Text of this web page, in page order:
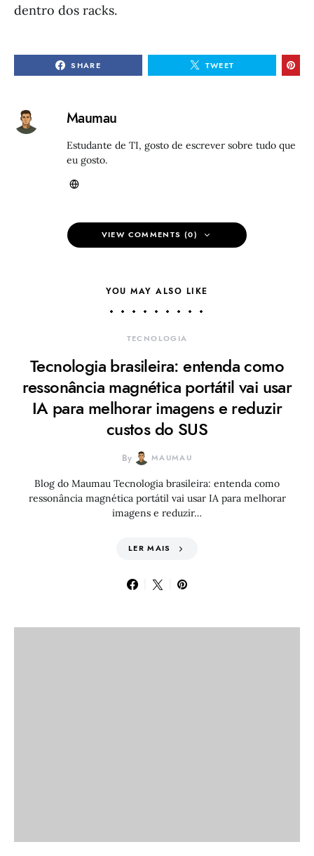
dentro dos racks.
SHARE TWEET
Maumau
Estudante de TI, gosto de escrever sobre tudo que
eu gosto.
VIEW COMMENTS (0)
YOU MAY ALSO LIKE
TECNOLOGIA
Tecnologia brasileira: entenda como
ressonância magnética portátil vai usar
IA para melhorar imagens e reduzir
custos do SUS
By MAUMAU
Blog do Maumau Tecnologia brasileira: entenda como
ressonância magnética portátil vai usar IA para melhorar
imagens e reduzir…
LER MAIS